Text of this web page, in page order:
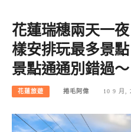
花蓮瑞穗兩天一
樣安排玩最多景
景點通通別錯過～
花蓮旅遊 捲毛阿偉 10 9 月,